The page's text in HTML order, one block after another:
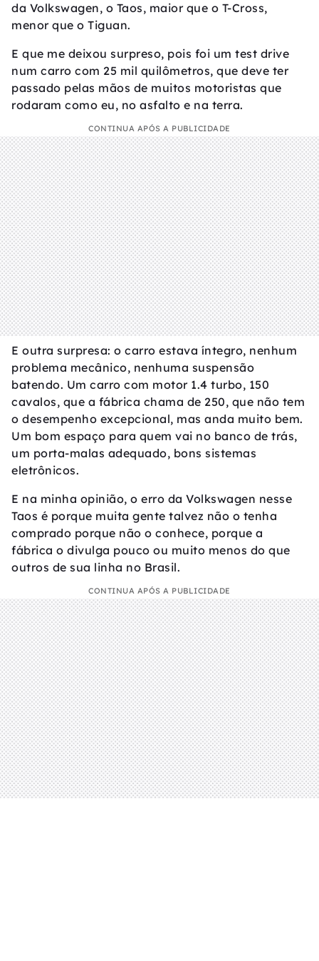
da Volkswagen, o Taos, maior que o T-Cross,
menor que o Tiguan.
E que me deixou surpreso, pois foi um test drive
num carro com 25 mil quilômetros, que deve ter
passado pelas mãos de muitos motoristas que
rodaram como eu, no asfalto e na terra.
CONTINUA APÓS A PUBLICIDADE
E outra surpresa: o carro estava íntegro, nenhum
problema mecânico, nenhuma suspensão
batendo. Um carro com motor 1.4 turbo, 150
cavalos, que a fábrica chama de 250, que não tem
o desempenho excepcional, mas anda muito bem.
Um bom espaço para quem vai no banco de trás,
um porta-malas adequado, bons sistemas
eletrônicos.
E na minha opinião, o erro da Volkswagen nesse
Taos é porque muita gente talvez não o tenha
comprado porque não o conhece, porque a
fábrica o divulga pouco ou muito menos do que
outros de sua linha no Brasil.
CONTINUA APÓS A PUBLICIDADE